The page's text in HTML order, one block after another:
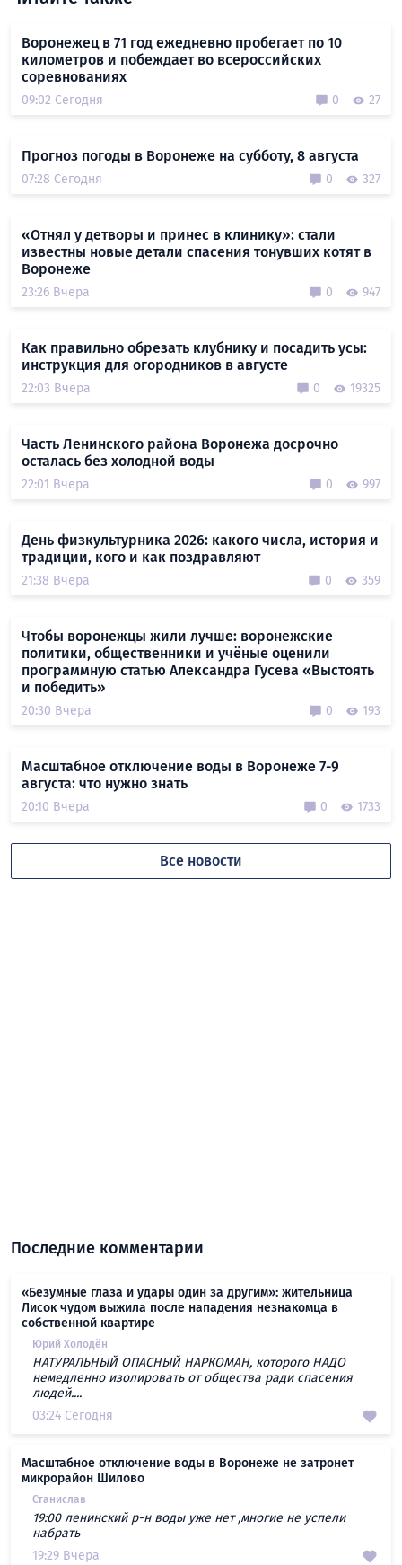
Воронежец в 71 год ежедневно пробегает по 10
километров и побеждает во всероссийских
соревнованиях
09:02 Сегодня 0 27
Прогноз погоды в Воронеже на субботу, 8 августа
07:28 Сегодня 0 327
«Отнял у детворы и принес в клинику»: стали
известны новые детали спасения тонувших котят в
Воронеже
23:26 Вчера 0 947
Как правильно обрезать клубнику и посадить усы:
инструкция для огородников в августе
22:03 Вчера 0 19325
Часть Ленинского района Воронежа досрочно
осталась без холодной воды
22:01 Вчера 0 997
День физкультурника 2026: какого числа, история и
традиции, кого и как поздравляют
21:38 Вчера 0 359
Чтобы воронежцы жили лучше: воронежские
политики, общественники и учёные оценили
программную статью Александра Гусева «Выстоять
и победить»
20:30 Вчера 0 193
Масштабное отключение воды в Воронеже 7-9
августа: что нужно знать
20:10 Вчера 0 1733
Все новости
Последние комментарии
«Безумные глаза и удары один за другим»: жительница
Лисок чудом выжила после нападения незнакомца в
собственной квартире
Юрий Холодён
НАТУРАЛЬНЫЙ ОПАСНЫЙ НАРКОМАН, которого НАДО
немедленно изолировать от общества ради спасения
людей....
03:24 Сегодня
Масштабное отключение воды в Воронеже не затронет
микрорайон Шилово
Станислав
19:00 ленинский р-н воды уже нет ,многие не успели
набрать
19:29 Вчера